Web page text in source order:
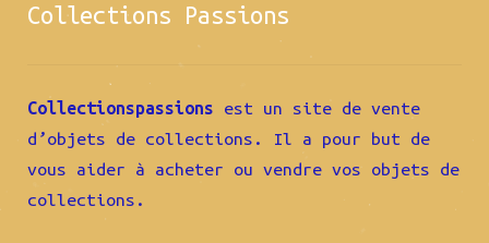
Collections Passions
Collectionspassions est un site de vente
d’objets de collections. Il a pour but de
vous aider à acheter ou vendre vos objets de
collections.